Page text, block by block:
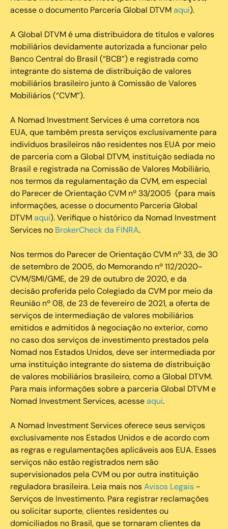
acesse o documento Parceria Global DTVMaqui).
A Global DTVM é uma distribuidora de títulos e valores
mobiliários devidamente autorizada a funcionar pelo
Banco Central do Brasil (“BCB”) e registrada como
integrante do sistema de distribuição de valores
mobiliários brasileiro junto à Comissão de Valores
Mobiliários (“CVM”).
‍A Nomad Investment Services é uma corretora nos
EUA, que também presta serviços exclusivamente para
indivíduos brasileiros não residentes nos EUA por meio
de parceria com a Global DTVM, instituição sediada no
Brasil e registrada na Comissão de Valores Mobiliário,
nos termos da regulamentação da CVM, em especial
do Parecer de Orientação CVM nº 33/2005 (para mais
informações, acesse o documento Parceria Global
DTVMaqui). Verifique o histórico da Nomad Investment
Services no BrokerCheck da FINRA.
Nos termos do Parecer de Orientação CVM nº 33, de 30
de setembro de 2005, do Memorando nº 112/2020-
CVM/SMI/GME, de 29 de outubro de 2020, e da
decisão proferida pelo Colegiado da CVM por meio da
Reunião nº 08, de 23 de fevereiro de 2021, a oferta de
serviços de intermediação de valores mobiliários
emitidos e admitidos à negociação no exterior, como
no caso dos serviços de investimento prestados pela
Nomad nos Estados Unidos, deve ser intermediada por
uma instituição integrante do sistema de distribuição
de valores mobiliários brasileiro, como a Global DTVM.
Para mais informações sobre a parceria Global DTVM e
Nomad Investment Services, acesseaqui.
A Nomad Investment Services oferece seus serviços
exclusivamente nos Estados Unidos e de acordo com
as regras e regulamentações aplicáveis aos EUA. Esses
serviços não estão registrados nem são
supervisionados pela CVM ou por outra instituição
reguladora brasileira. Leia mais nosAvisos Legais -
Serviços de Investimento. Para registrar reclamações
ou solicitar suporte, clientes residentes ou
domiciliados no Brasil, que se tornaram clientes da